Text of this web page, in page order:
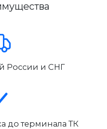
России и СНГ
до терминала ТК